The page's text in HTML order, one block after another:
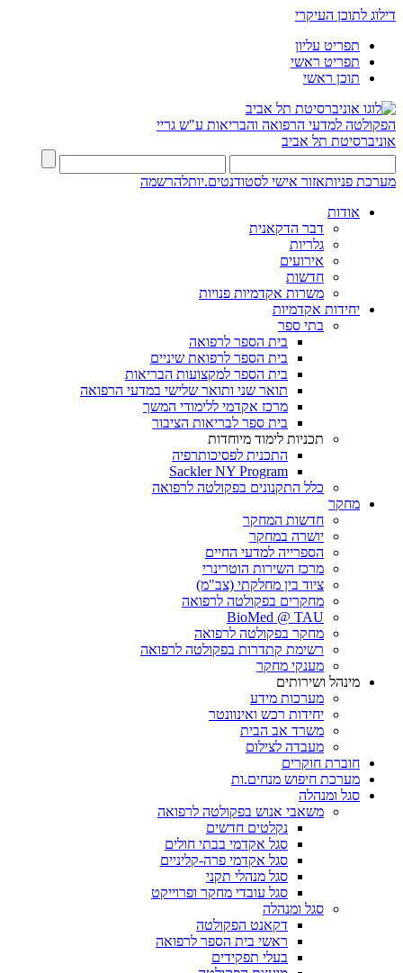
דילוג לתוכן העיקרי
תפריט עליון
תפריט ראשי
תוכן ראשי
הפקולטה למדעי הרפואה והבריאות ע"ש גריי
אוניברסיטת תל אביב
מערכת פניותאזור אישי לסטודנטים.יותלהרשמה
אודות
דבר הדקאנית
גלריות
אירועים
חדשות
משרות אקדמיות פנויות
יחידות אקדמיות
בתי ספר
בית הספר לרפואה
בית הספר לרפואת שיניים
בית הספר למקצועות הבריאות
תואר שני ותואר שלישי במדעי הרפואה
מרכז אקדמי ללימודי המשך
בית ספר לבריאות הציבור
תכניות לימוד מיוחדות
התכנית לפסיכותרפיה
Sackler NY Program
כלל התקנונים בפקולטה לרפואה
מחקר
חדשות המחקר
יושרה במחקר
הספרייה למדעי החיים
מרכז השירות הוטרינרי
ציוד בין מחלקתי (צב"מ)
מחקרים בפקולטה לרפואה
BioMed @ TAU
מחקר בפקולטה לרפואה
רשימת קתדרות בפקולטה לרפואה
מענקי מחקר
מינהל ושירותים
מערכות מידע
יחידות רכש ואינוונטר
משרד אב הבית
מעבדה לצילום
חוברת חוקרים
מערכת חיפוש מנחים.ות
סגל ומנהלה
משאבי אנוש בפקולטה לרפואה
נקלטים חדשים
סגל אקדמי בבתי חולים
סגל אקדמי פרה-קליניים
סגל מנהלי תקני
סגל עובדי מחקר ופרוייקט
סגל ומנהלה
דקאנט הפקולטה
ראשי בית הספר לרפואה
בעלי תפקידים